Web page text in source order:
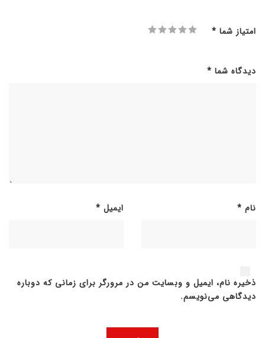
امتیاز شما *
دیدگاه شما *
نام * ایمیل *
ذخیره نام، ایمیل و وبسایت من در مرورگر برای زمانی که دوباره
دیدگاهی می‌نویسم.